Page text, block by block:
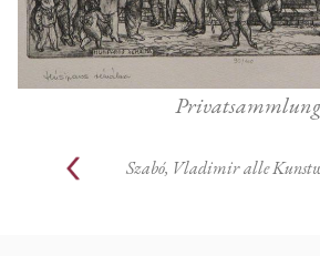
Privatsammlung
Szabó, Vladimir alle